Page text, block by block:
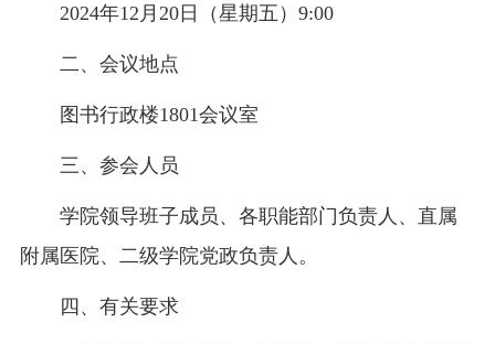
2024年12月20日（星期五）9:00
二、会议地点
图书行政楼1801会议室
三、参会人员
学院领导班子成员、各职能部门负责人、直属
附属医院、二级学院党政负责人。
四、有关要求